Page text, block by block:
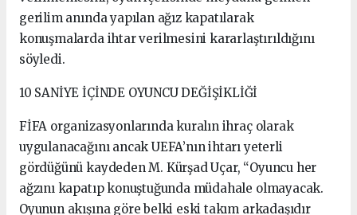
gerilim anında yapılan ağız kapatılarak
konuşmalarda ihtar verilmesini kararlaştırıldığını
söyledi.
10 SANİYE İÇİNDE OYUNCU DEĞİŞİKLİĞİ
FİFA organizasyonlarında kuralın ihraç olarak
uygulanacağını ancak UEFA’nın ihtarı yeterli
gördüğünü kaydeden M. Kürşad Uçar, “Oyuncu her
ağzını kapatıp konuştuğunda müdahale olmayacak.
Oyunun akışına göre belki eski takım arkadaşıdır